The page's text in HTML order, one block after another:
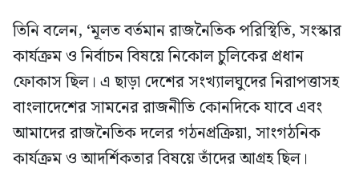
তিনি বলেন, ‘মূলত বর্তমান রাজনৈতিক পরিস্থিতি, সংস্কার
কার্যক্রম ও নির্বাচন বিষয়ে নিকোল চুলিকের প্রধান
ফোকাস ছিল। এ ছাড়া দেশের সংখ্যালঘুদের নিরাপত্তাসহ
বাংলাদেশের সামনের রাজনীতি কোনদিকে যাবে এবং
আমাদের রাজনৈতিক দলের গঠনপ্রক্রিয়া, সাংগঠনিক
কার্যক্রম ও আদর্শিকতার বিষয়ে তাঁদের আগ্রহ ছিল।